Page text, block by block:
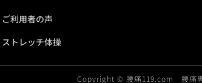
ご利用者の声
ストレッチ体操
Copyright © 腰痛119.com 腰痛